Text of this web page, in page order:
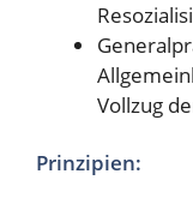
Vollzug
Prinzipien: